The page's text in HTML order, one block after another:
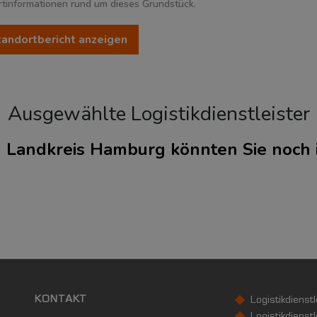
rund um dieses Grundstück.
Standortbericht anzeigen
2.446 Einwohner/km
755,09 km
Ausgewählte Logistikdienstleister
Hamburg könnten Sie
KONTAKT